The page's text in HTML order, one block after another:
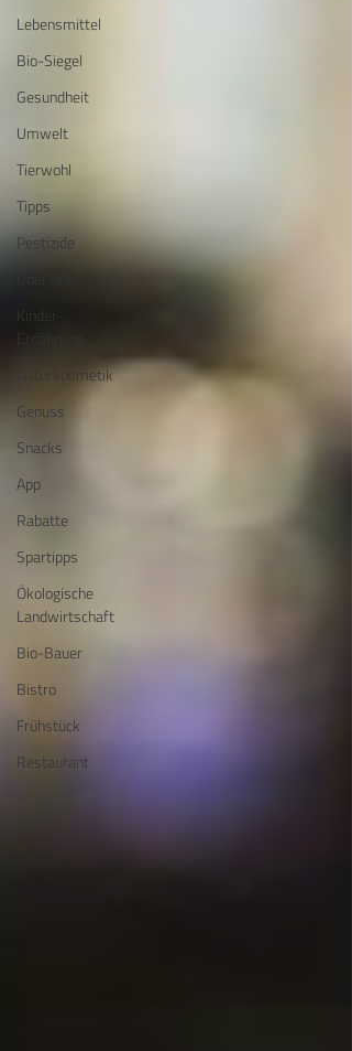
Lebensmittel
Bio-Siegel
Gesundheit
Umwelt
Tierwohl
Tipps
Pestizide
Kinder-
Ernährung
Naturkosmetik
Genuss
Snacks
App
Rabatte
Spartipps
Ökologische
Landwirtschaft
Bio-Bauer
Bistro
Frühstück
Restaurant